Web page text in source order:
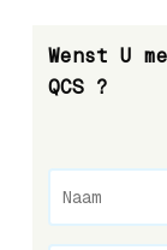
Wenst U
QCS ?